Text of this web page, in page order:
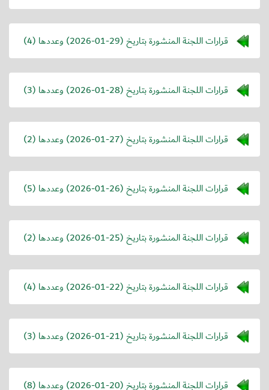
قرارات اللجنة المنشورة بتاريخ (2026-01-29) وعددها (4)
قرارات اللجنة المنشورة بتاريخ (2026-01-28) وعددها (3)
قرارات اللجنة المنشورة بتاريخ (2026-01-27) وعددها (2)
قرارات اللجنة المنشورة بتاريخ (2026-01-26) وعددها (5)
قرارات اللجنة المنشورة بتاريخ (2026-01-25) وعددها (2)
قرارات اللجنة المنشورة بتاريخ (2026-01-22) وعددها (4)
قرارات اللجنة المنشورة بتاريخ (2026-01-21) وعددها (3)
قرارات اللجنة المنشورة بتاريخ (2026-01-20) وعددها (8)